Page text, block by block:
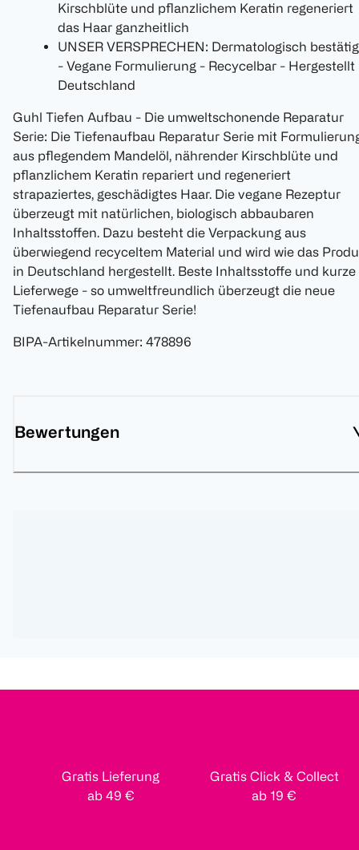
Kirschblüte und pflanzlichem Keratin regeneriert
das Haar ganzheitlich
UNSER VERSPRECHEN: Dermatologisch
- Vegane Formulierung - Recycelbar - Hergestellt
Deutschland
Guhl Tiefen Aufbau - Die umweltschonende Reparatur
Serie: Die Tiefenaufbau Reparatur Serie mit
aus pflegendem Mandelöl, nährender Kirschblüte und
pflanzlichem Keratin repariert und regeneriert
strapaziertes, geschädigtes Haar. Die vegane Rezeptur
überzeugt mit natürlichen, biologisch abbaubaren
Inhaltsstoffen. Dazu besteht die Verpackung aus
überwiegend recyceltem Material und wird wie das
in Deutschland hergestellt. Beste Inhaltsstoffe und kurze
Lieferwege - so umweltfreundlich überzeugt die neue
Tiefenaufbau Reparatur Serie!
BIPA-Artikelnummer: 478896
Bewertungen
Gratis Lieferung
ab 49 €
Gratis Click & Collect
ab 19 €